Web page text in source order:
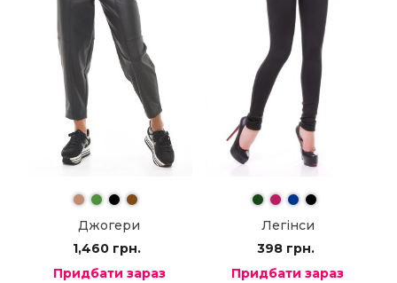
Джогери
1,460 грн.
Придбати зараз
Легінси
398 грн.
Придбати зараз